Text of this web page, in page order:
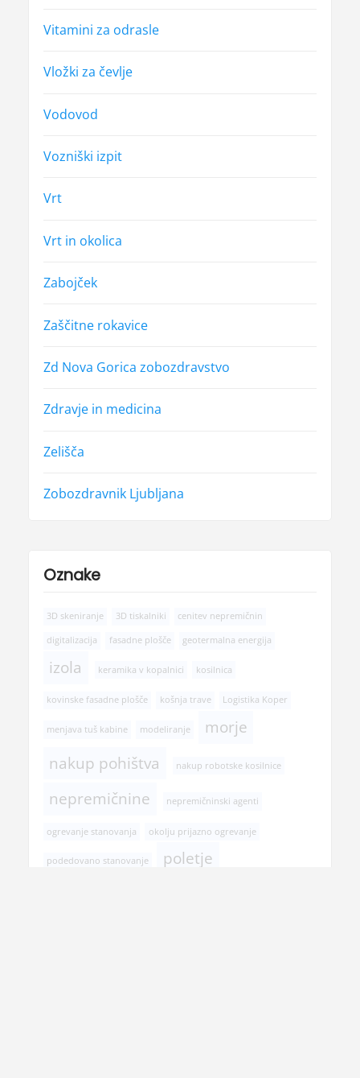
Vitamini za odrasle
Vložki za čevlje
Vodovod
Vozniški izpit
Vrt
Vrt in okolica
Zabojček
Zaščitne rokavice
Zd Nova Gorica zobozdravstvo
Zdravje in medicina
Zelišča
Zobozdravnik Ljubljana
Oznake
3D skeniranje 3D tiskalniki cenitev nepremičnin
digitalizacija fasadne plošče geotermalna energija
izola keramika v kopalnici kosilnica
kovinske fasadne plošče košnja trave Logistika Koper
menjava tuš kabine modeliranje
morje
nakup pohištva
nakup robotske kosilnice
nepremičnine nepremičninski agenti
ogrevanje stanovanja okolju prijazno ogrevanje
podedovano stanovanje poletje